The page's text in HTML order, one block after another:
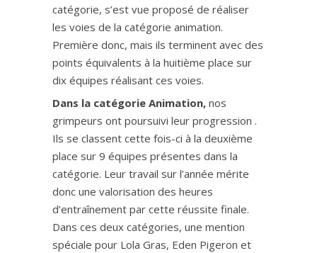
catégorie, s’est vue proposé de réaliser
les voies de la catégorie animation.
Première donc, mais ils terminent avec des
points équivalents à la huitième place sur
dix équipes réalisant ces voies.
Dans la catégorie Animation, nos
grimpeurs ont poursuivi leur progression .
Ils se classent cette fois-ci à la deuxième
place sur 9 équipes présentes dans la
catégorie. Leur travail sur l’année mérite
donc une valorisation des heures
d’entraînement par cette réussite finale.
Dans ces deux catégories, une mention
spéciale pour Lola Gras, Eden Pigeron et